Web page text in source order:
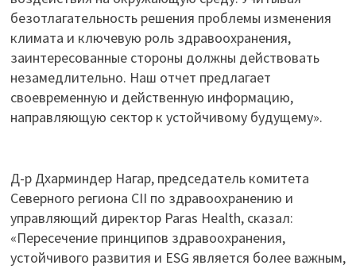
безотлагательность решения проблемы изменения
климата и ключевую роль здравоохранения,
заинтересованные стороны должны действовать
незамедлительно. Наш отчет предлагает
своевременную и действенную информацию,
направляющую сектор к устойчивому будущему».
Д-р Дхарминдер Нагар, председатель комитета
Северного региона CII по здравоохранению и
управляющий директор Paras Health, сказал:
«Пересечение принципов здравоохранения,
устойчивого развития и ESG является более важным,